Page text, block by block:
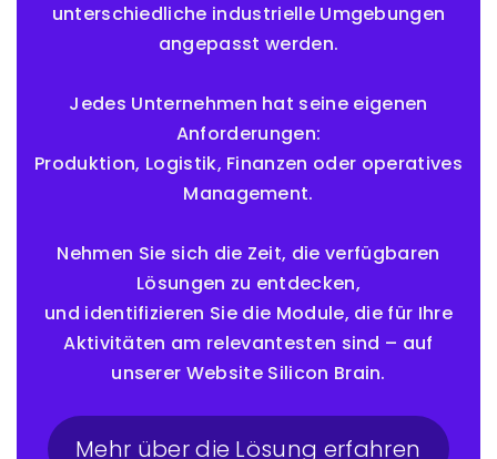
unterschiedliche industrielle Umgebungen
angepasst werden.
Jedes Unternehmen hat seine eigenen
Anforderungen:
Produktion, Logistik, Finanzen oder operatives
Management.
Nehmen Sie sich die Zeit, die verfügbaren
Lösungen zu entdecken,
und identifizieren Sie die Module, die für Ihre
Aktivitäten am relevantesten sind – auf
unserer Website Silicon Brain.
Mehr über die Lösung erfahren